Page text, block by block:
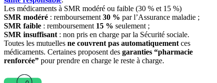
Les médicaments à SMR modéré ou faible (30 % et 15 %)
SMR modéré : remboursement 30 % par l’Assurance maladie ;
SMR faible : remboursement 15 % seulement ;
SMR insuffisant : non pris en charge par la Sécurité sociale.
Toutes les mutuelles ne couvrent pas automatiquement ces
médicaments. Certaines proposent des garanties “pharmacie
renforcée” pour prendre en charge le reste à charge.